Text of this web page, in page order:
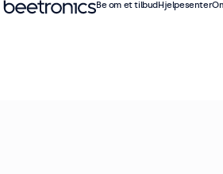
Be om et tilbudHjelpesenter